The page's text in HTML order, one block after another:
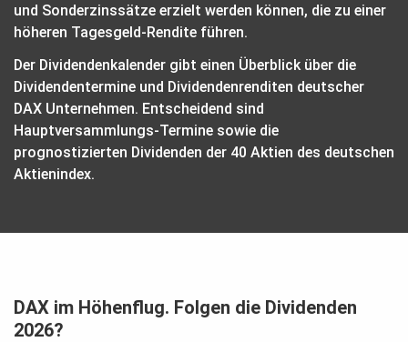
und Sonderzinssätze erzielt werden können, die zu einer
höheren Tagesgeld-Rendite führen.
Der Dividendenkalender gibt einen Überblick über die
Dividendentermine und Dividendenrenditen deutscher
DAX Unternehmen. Entscheidend sind
Hauptversammlungs-Termine sowie die
prognostizierten Dividenden der 40 Aktien des deutschen
Aktienindex.
DAX im Höhenflug. Folgen die Dividenden
2026?